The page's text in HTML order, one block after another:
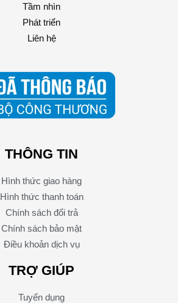
Tầm nhìn
Phát triển
Liên hệ
THÔNG TIN
Hình thức giao hàng
Hình thức thanh toán
Chính sách đổi trả
Chính sách bảo mật
Điều khoản dịch vụ
TRỢ GIÚP
Tuyển dụng